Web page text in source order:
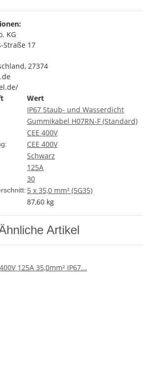
KG
Straße 17
27374
Wert
IP67 Staub- und Wasserdicht
Gummikabel H07RN-F (Standard)
CEE 400V
CEE 400V
Schwarz
125A
30
5 x 35,0 mm² (5G35)
87,60 kg
Artikel